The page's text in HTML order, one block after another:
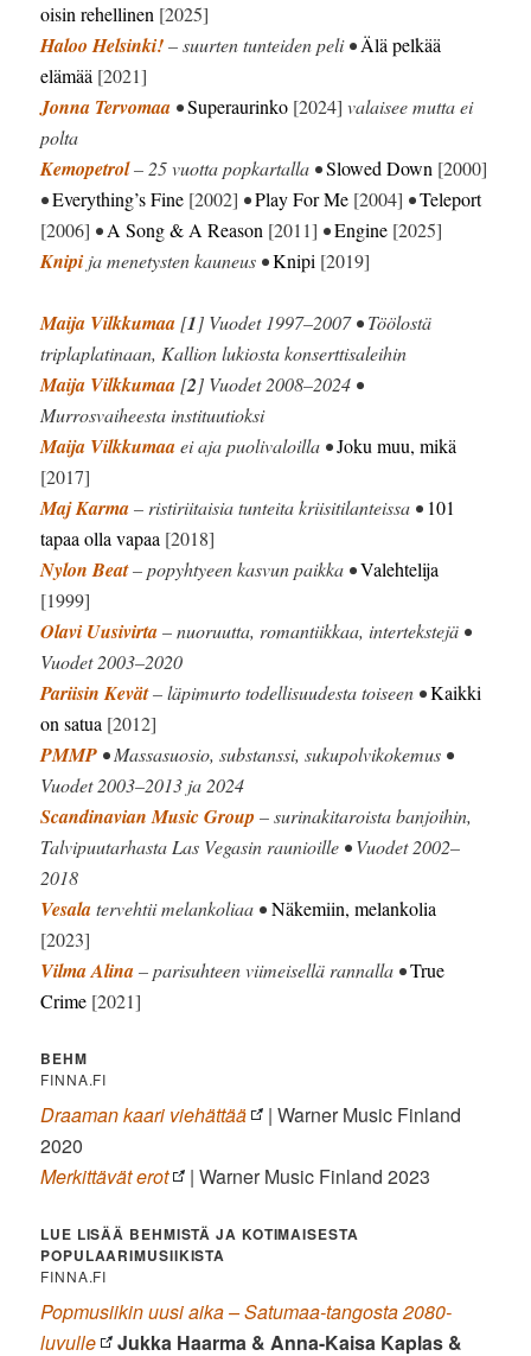
oisin rehellinen [2025]
Haloo Helsinki!– suurten tunteiden peli •Älä pelkää
elämää [2021]
Jonna Tervomaa •Superaurinko [2024] valaisee mutta ei
polta
Kemopetrol– 25 vuotta popkartalla •Slowed Down [2000]
•Everything’s Fine [2002] •Play For Me [2004] •Teleport
[2006] •A Song & A Reason [2011] •Engine [2025]
Knipi ja menetysten kauneus •Knipi [2019]
Maija Vilkkumaa [1] Vuodet 1997–2007 • Töölostä
triplaplatinaan, Kallion lukiosta konserttisaleihin
Maija Vilkkumaa [2] Vuodet 2008–2024 •
Murrosvaiheesta instituutioksi
Maija Vilkkumaaei aja puolivaloilla •Joku muu, mikä
[2017]
Maj Karma– ristiriitaisia tunteita kriisitilanteissa • 101
tapaa olla vapaa [2018]
Nylon Beat– popyhtyeen kasvun paikka •Valehtelija
[1999]
Olavi Uusivirta– nuoruutta, romantiikkaa, intertekstejä •
Vuodet 2003–2020
Pariisin Kevät– läpimurto todellisuudesta toiseen •Kaikki
on satua [2012]
PMMP • Massasuosio, substanssi, sukupolvikokemus •
Vuodet 2003–2013 ja 2024
Scandinavian Music Group – surinakitaroista banjoihin,
Talvipuutarhasta Las Vegasin raunioille • Vuodet 2002–
2018
Vesalatervehtii melankoliaa •Näkemiin, melankolia
[2023]
Vilma Alina– parisuhteen viimeisellä rannalla •True
Crime [2021]
BEHM
FINNA.FI
Draaman kaari viehättää
| Warner Music Finland
2020
Merkittävät erot
| Warner Music Finland 2023
LUE LISÄÄ BEHMISTÄ JA KOTIMAISESTA
POPULAARIMUSIIKISTA
FINNA.FI
Popmusiikin uusi aika – Satumaa-tangosta 2080-
luvulle
Jukka Haarma & Anna-Kaisa Kaplas &